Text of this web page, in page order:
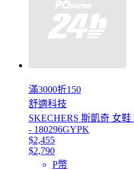
滿3000折150
舒適科技
SKECHERS 斯凱奇 女
- 180296GYPK
$2,455
$2,790
P幣